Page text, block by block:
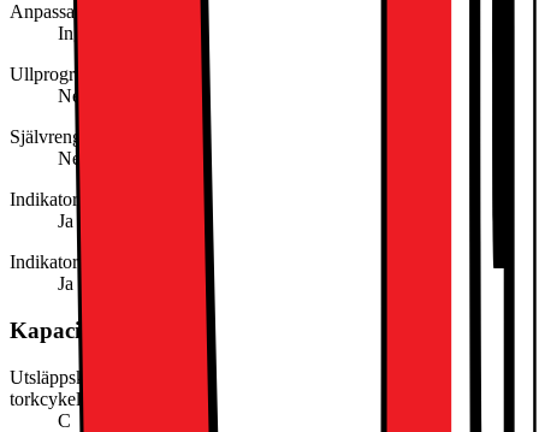
Anpassad för röststyrning
Ingen/Inget
Ullprogram
Nej
Självrengörande kondensor
Nej
Indikator för blockerat filter
Ja
Indikator för återstående tid
Ja
Kapacitet, förbrukning och strömförsörjning
Utsläppsklass för luftburet akustiskt buller från eco-programmets
torkcykel
C